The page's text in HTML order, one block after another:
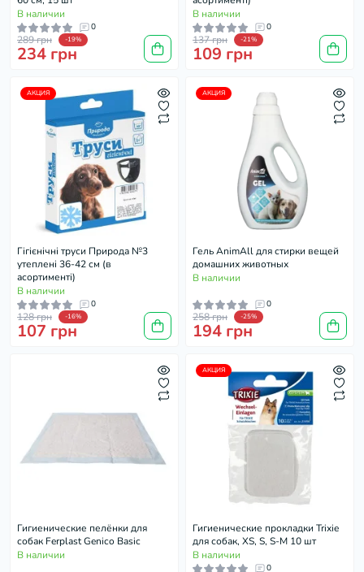
В наличии
0
289 грн -19%
234 грн
В наличии
0
137 грн -21%
109 грн
АКЦИЯ
Гігієнічні труси Природа №3
утеплені 36-42 см (в
асортименті)
В наличии
0
128 грн -16%
107 грн
АКЦИЯ
Гель AnimAll для стирки вещей
домашних животных
В наличии
0
258 грн -25%
194 грн
Гигиенические пелёнки для
собак Ferplast Genico Basic
В наличии
АКЦИЯ
Гигиенические прокладки Trixie
для собак, XS, S, S-M 10 шт
В наличии
0